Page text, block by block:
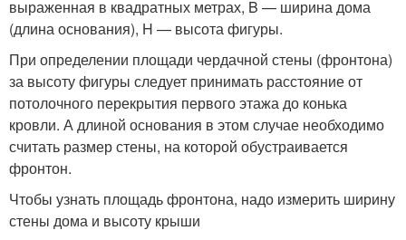
выраженная в квадратных метрах, B — ширина дома
(длина основания), H — высота фигуры.
При определении площади чердачной стены (фронтона)
за высоту фигуры следует принимать расстояние от
потолочного перекрытия первого этажа до конька
кровли. А длиной основания в этом случае необходимо
считать размер стены, на которой обустраивается
фронтон.
Чтобы узнать площадь фронтона, надо измерить ширину
стены дома и высоту крыши